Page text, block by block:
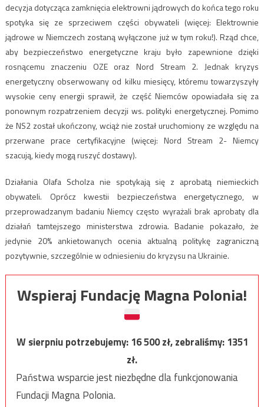
decyzja dotycząca zamknięcia elektrowni jądrowych do końca tego roku
spotyka się ze sprzeciwem części obywateli (więcej: Elektrownie
jądrowe w Niemczech zostaną wyłączone już w tym roku!). Rząd chce,
aby bezpieczeństwo energetyczne kraju było zapewnione dzięki
rosnącemu znaczeniu OZE oraz Nord Stream 2. Jednak kryzys
energetyczny obserwowany od kilku miesięcy, któremu towarzyszyły
wysokie ceny energii sprawił, że część Niemców opowiadała się za
ponownym rozpatrzeniem decyzji ws. polityki energetycznej. Pomimo
że NS2 został ukończony, wciąż nie został uruchomiony ze względu na
przerwane prace certyfikacyjne (więcej: Nord Stream 2- Niemcy
szacują, kiedy mogą ruszyć dostawy).
Działania Olafa Scholza nie spotykają się z aprobatą niemieckich
obywateli. Oprócz kwestii bezpieczeństwa energetycznego, w
przeprowadzanym badaniu Niemcy często wyrażali brak aprobaty dla
działań tamtejszego ministerstwa zdrowia. Badanie pokazało, że
jedynie 20% ankietowanych ocenia aktualną politykę zagraniczną
pozytywnie, szczególnie w odniesieniu do kryzysu na Ukrainie.
Wspieraj Fundację Magna Polonia!
W sierpniu potrzebujemy:16 500zł, zebraliśmy:1351
zł.
Państwa wsparcie jest niezbędne dla funkcjonowania
Fundacji Magna Polonia.